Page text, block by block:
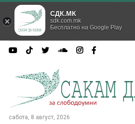
сабота, 8 август, 2026
СДК.МК
sdk.com.mk
Бесплатно на Google Play